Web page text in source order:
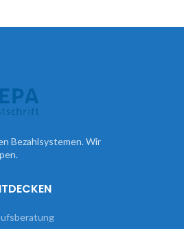
Bezahlsystemen. Wir